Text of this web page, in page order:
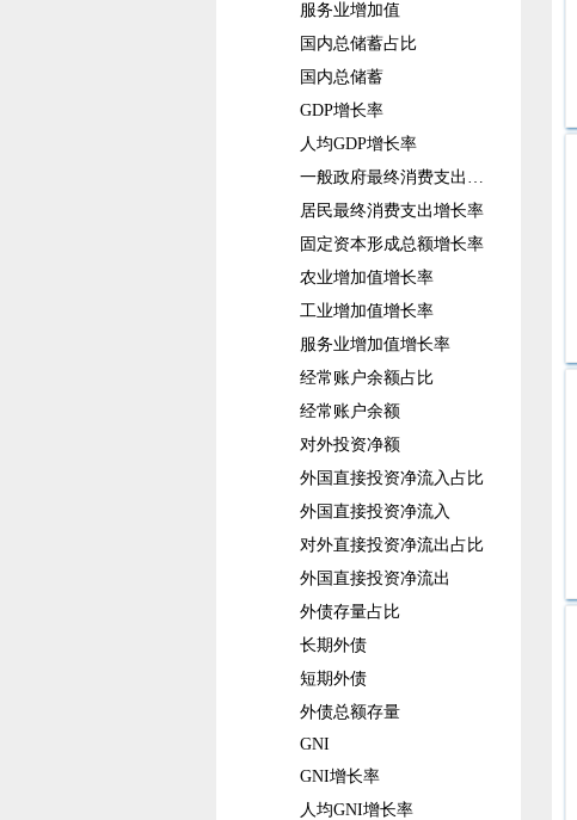
服务业增加值
国内总储蓄占比
国内总储蓄
GDP增长率
人均GDP增长率
一般政府最终消费支出增长率
居民最终消费支出增长率
固定资本形成总额增长率
农业增加值增长率
工业增加值增长率
服务业增加值增长率
经常账户余额占比
经常账户余额
对外投资净额
外国直接投资净流入占比
外国直接投资净流入
对外直接投资净流出占比
外国直接投资净流出
外债存量占比
长期外债
短期外债
外债总额存量
GNI
GNI增长率
人均GNI增长率